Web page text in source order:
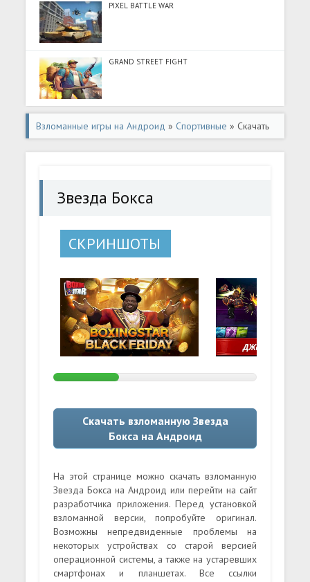
PIXEL BATTLE WAR
GRAND STREET FIGHT
Взломанные игры на Андроид » Спортивные » Скачать
Звезда Бокса (Много монет) на Андроид
Звезда Бокса
СКРИНШОТЫ
Скачать взломанную Звезда
Бокса на Андроид
На этой странице можно скачать взломанную
Звезда Бокса на Андроид или перейти на сайт
разработчика приложения. Перед установкой
взломанной версии, попробуйте оригинал.
Возможны непредвиденные проблемы на
некоторых устройствах со старой версией
операционной системы, а также на устаревших
смартфонах и планшетах. Все ссылки